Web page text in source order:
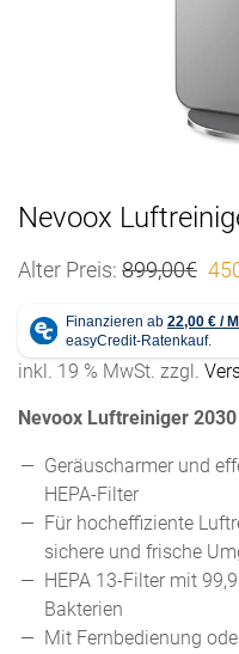
Nevoox
Alter Preis: 899,00€
inkl. 19 % MwSt. zzgl.
Nevoox Luftreiniger 2030
Geräuscharmer und
HEPA-Filter
Für hocheffiziente
sichere und frische
HEPA 13-Filter mit
Bakterien
Mit Fernbedienung